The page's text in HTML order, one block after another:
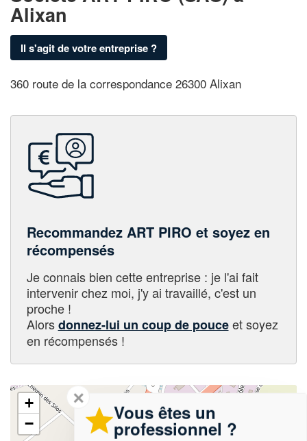
Alixan
Il s'agit de votre entreprise ?
360 route de la correspondance 26300 Alixan
Recommandez ART PIRO et soyez en
récompensés
Je connais bien cette entreprise : je l'ai fait
intervenir chez moi, j'y ai travaillé, c'est un
proche !
Alorsdonnez-lui un coup de pouceet soyez
en récompensés !
+
−
✕
Vous êtes un
professionnel ?